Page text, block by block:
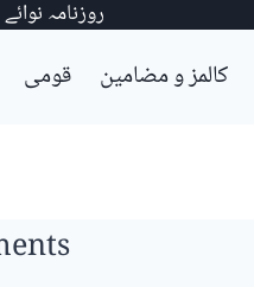
روزنامہ
کالمز و مضامین قومی